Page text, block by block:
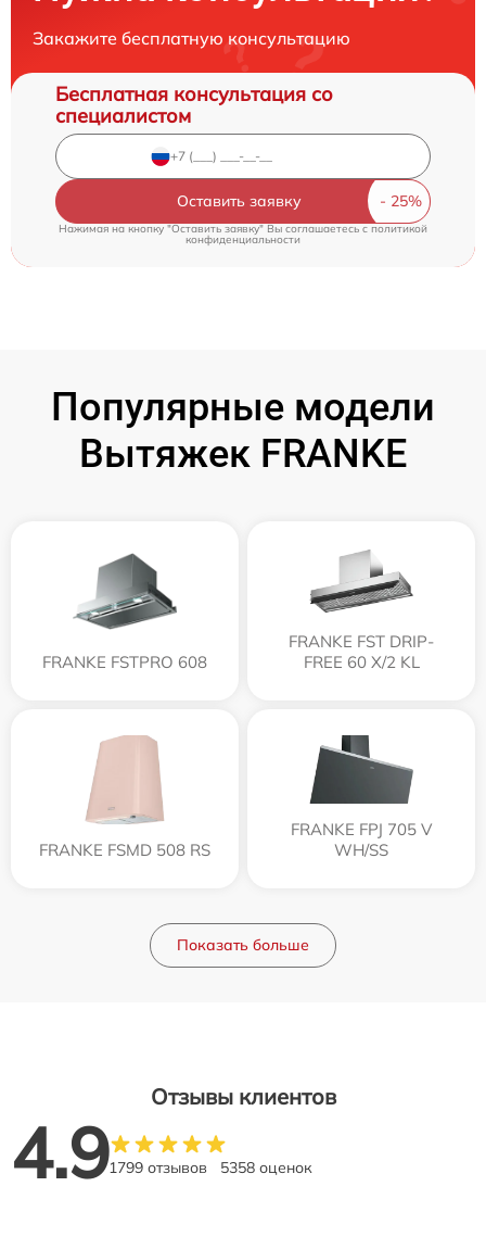
Закажите бесплатную консультацию
Бесплатная консультация со
специалистом
Оставить заявку
Нажимая на кнопку "Оставить заявку" Вы соглашаетесь cполитикой
конфиденциальности
Популярные модели
Вытяжек FRANKE
FRANKE FSTPRO 608
FRANKE FST DRIP-
FREE 60 X/2 KL
FRANKE FSMD 508 RS
FRANKE FPJ 705 V
WH/SS
Показать больше
Отзывы клиентов
4.91799 отзывов 5358 оценок